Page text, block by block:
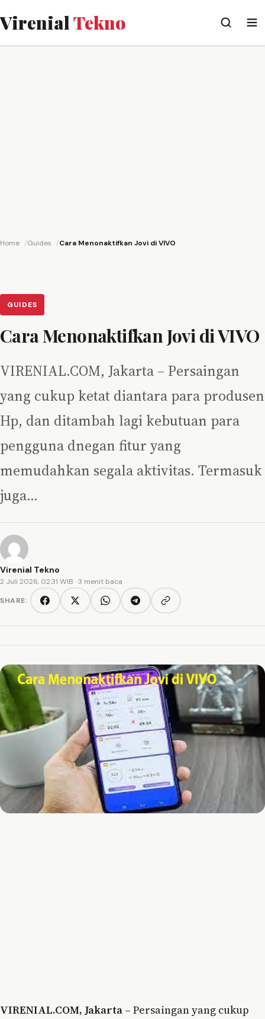
VirenialTekno
Home Guides Cara Menonaktifkan Jovi di VIVO
GUIDES
Cara Menonaktifkan Jovi di VIVO
VIRENIAL.COM, Jakarta – Persaingan
yang cukup ketat diantara para produsen
Hp, dan ditambah lagi kebutuan para
pengguna dnegan fitur yang
memudahkan segala aktivitas. Termasuk
juga…
Virenial Tekno
2 Juli 2026, 02:31 WIB · 3 menit baca
SHARE:
FacebookTwitter/XWhatsAppTelegramCopy link
VIRENIAL.COM, Jakarta – Persaingan yang cukup